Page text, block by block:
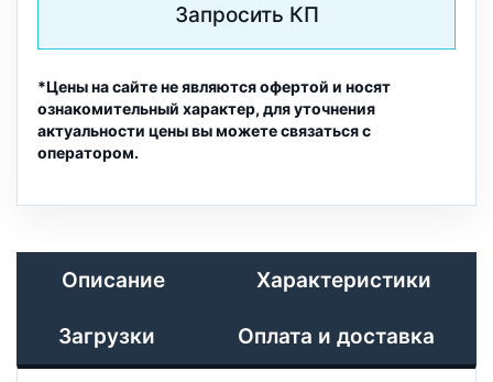
Запросить КП
*Цены на сайте не являются офертой и носят
ознакомительный характер, для уточнения
актуальности цены вы можете связаться с
оператором.
Описание Характеристики
Загрузки Оплата и доставка